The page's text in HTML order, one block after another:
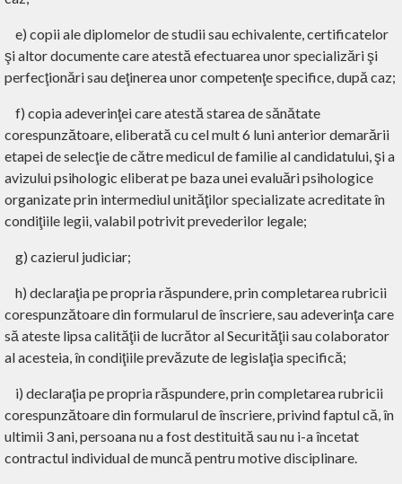
e) copii ale diplomelor de studii sau echivalente, certificatelor
şi altor documente care atestă efectuarea unor specializări şi
perfecţionări sau deţinerea unor competenţe specifice, după caz;
f) copia adeverinţei care atestă starea de sănătate
corespunzătoare, eliberată cu cel mult 6 luni anterior demarării
etapei de selecţie de către medicul de familie al candidatului, şi a
avizului psihologic eliberat pe baza unei evaluări psihologice
organizate prin intermediul unităţilor specializate acreditate în
condiţiile legii, valabil potrivit prevederilor legale;
g) cazierul judiciar;
h) declaraţia pe propria răspundere, prin completarea rubricii
corespunzătoare din formularul de înscriere, sau adeverinţa care
să ateste lipsa calităţii de lucrător al Securităţii sau colaborator
al acesteia, în condiţiile prevăzute de legislaţia specifică;
i) declaraţia pe propria răspundere, prin completarea rubricii
corespunzătoare din formularul de înscriere, privind faptul că, în
ultimii 3 ani, persoana nu a fost destituită sau nu i-a încetat
contractul individual de muncă pentru motive disciplinare.